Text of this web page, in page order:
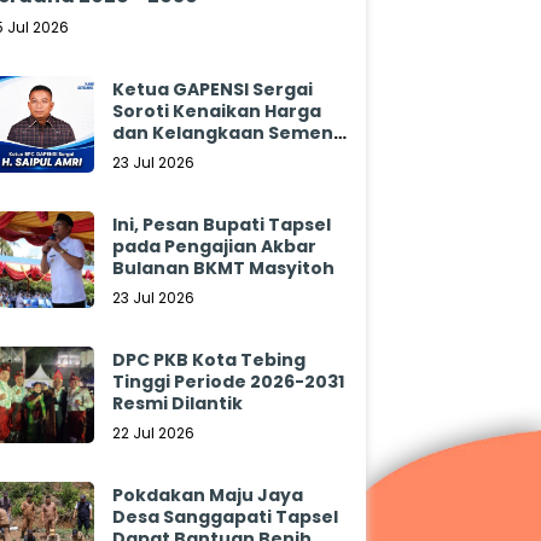
Jul 2026
Ketua GAPENSI Sergai
Soroti Kenaikan Harga
dan Kelangkaan Semen,
Minta Pemerintah
23 Jul 2026
Ini, Pesan Bupati Tapsel
pada Pengajian Akbar
Bulanan BKMT Masyitoh
23 Jul 2026
DPC PKB Kota Tebing
Tinggi Periode 2026-2031
Resmi Dilantik
22 Jul 2026
Pokdakan Maju Jaya
Desa Sanggapati Tapsel